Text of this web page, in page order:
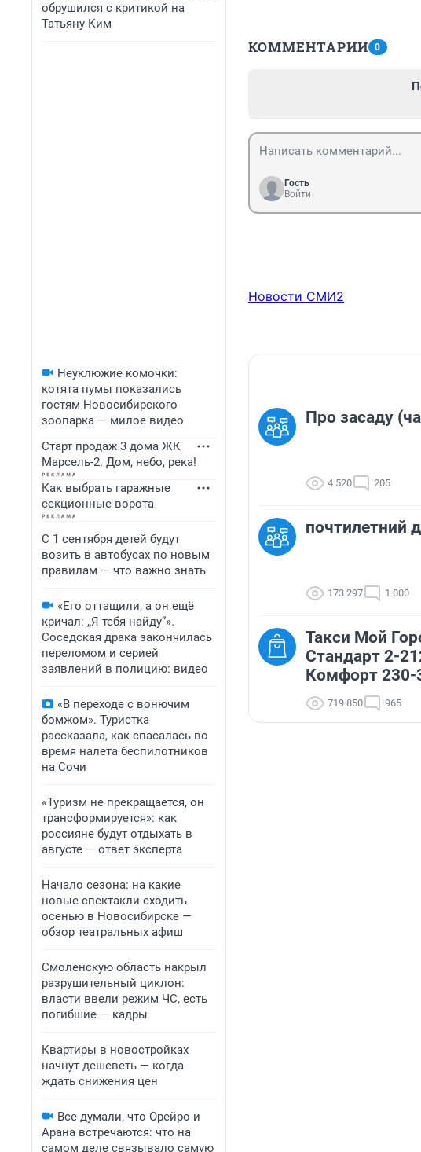
обрушился с критикой на
Татьяну Ким
Неуклюжие комочки:
котята пумы показались
гостям Новосибирского
зоопарка — милое видео
Старт продаж 3 дома ЖК
Марсель-2. Дом, небо, река!
Как выбрать гаражные
секционные ворота
С 1 сентября детей будут
возить в автобусах по новым
правилам — что важно знать
«Его оттащили, а он ещё
кричал: „Я тебя найду“».
Соседская драка закончилась
переломом и серией
заявлений в полицию: видео
«В переходе с вонючим
бомжом». Туристка
рассказала, как спасалась во
время налета беспилотников
на Сочи
«Туризм не прекращается, он
трансформируется»: как
россияне будут отдыхать в
августе — ответ эксперта
Начало сезона: на какие
новые спектакли сходить
осенью в Новосибирске —
обзор театральных афиш
Смоленскую область накрыл
разрушительный циклон:
власти ввели режим ЧС, есть
погибшие — кадры
Квартиры в новостройках
начнут дешеветь — когда
ждать снижения цен
Все думали, что Орейро и
Арана встречаются: что на
самом деле связывало самую
КОММЕНТАРИИ 0
Гость
Войти
Новости СМИ2
Про засаду
4 520 205
почтилетний
173 297 1 000
Такси Мой
Стандарт 2-
Комфорт 230-
719 850 965